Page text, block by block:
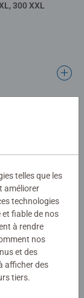
300 XXL
aux
dans
être adaptés
illustrations
stimuler la
100 ans,
sûrs et
des petits.
telles que les
améliorer
technologies
fiable de nos
à rendre
nos
et des
afficher des
tiers.